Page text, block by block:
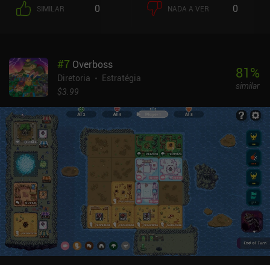
SIMILAR 0 NADA A VER 0
#7 Overboss
Diretoria
Estratégia
$3.99
81%
similar